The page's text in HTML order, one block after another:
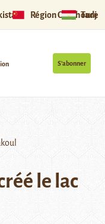
Région Ouïghoure
S’abonner
le lac